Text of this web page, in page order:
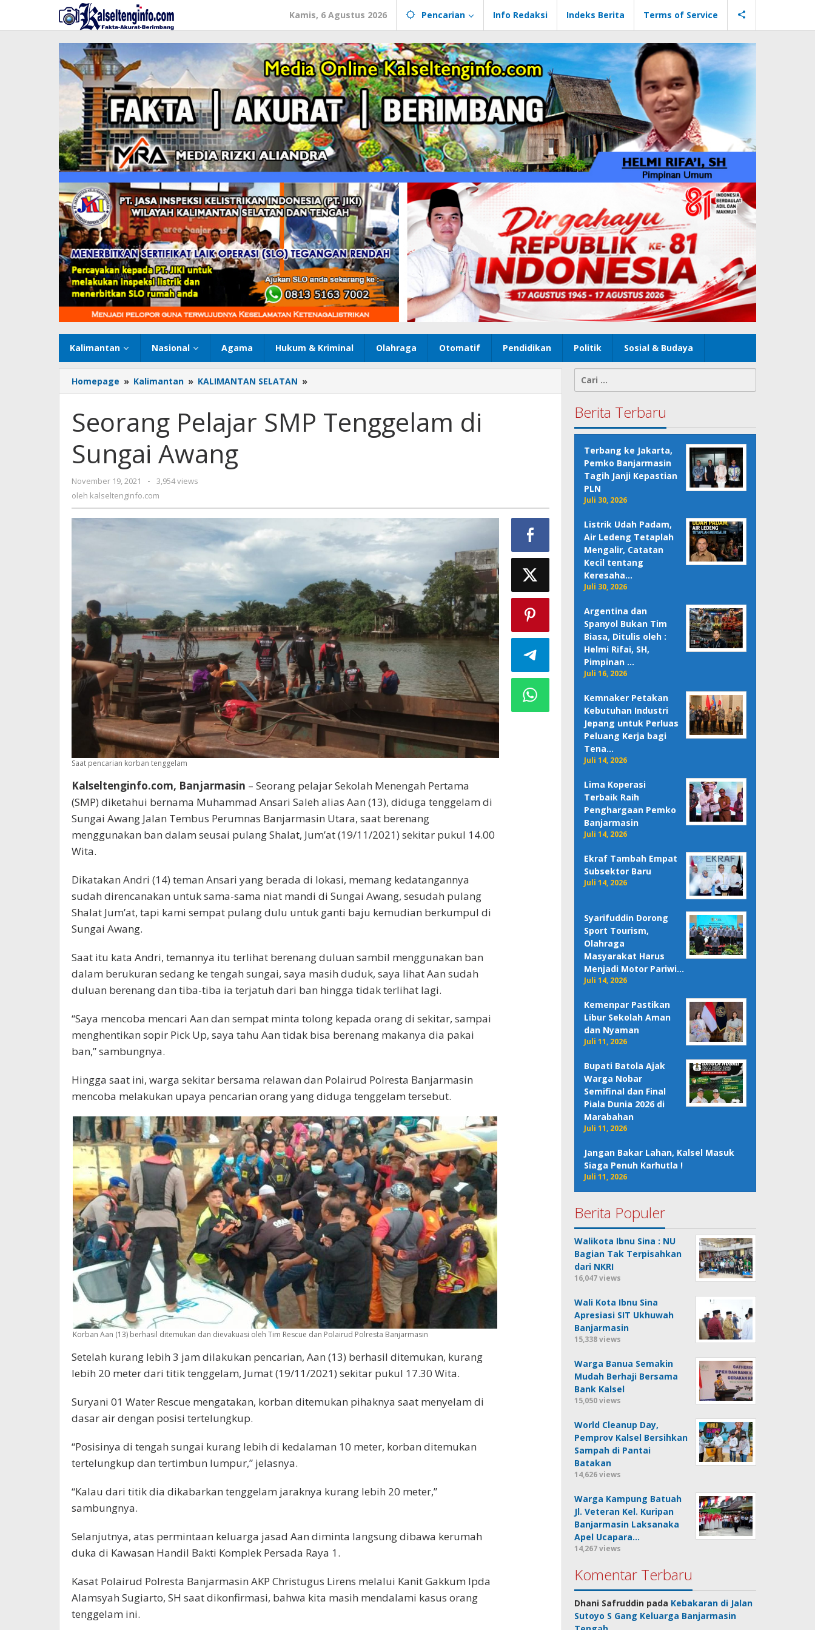
konten
Kamis, 6 Agustus 2026 Pencarian Info Redaksi Indeks Berita Terms of Service
Kalimantan Nasional Agama Hukum & Kriminal Olahraga Otomatif Pendidikan Politik Sosial & Budaya
Homepage » Kalimantan » KALIMANTAN SELATAN »
Pelajar
Tenggelam
Seorang Pelajar SMP Tenggelam di
Sungai Awang
November 19, 2021
oleh
kalseltenginfo.com
-
3,954 views
oleh kalseltenginfo.com
Saat pencarian korban tenggelam
Kalseltenginfo.com, Banjarmasin – Seorang pelajar Sekolah Menengah Pertama
(SMP) diketahui bernama Muhammad Ansari Saleh alias Aan (13), diduga tenggelam di
Sungai Awang Jalan Tembus Perumnas Banjarmasin Utara, saat berenang
menggunakan ban dalam seusai pulang Shalat, Jum’at (19/11/2021) sekitar pukul 14.00
Wita.
Dikatakan Andri (14) teman Ansari yang berada di lokasi, memang kedatangannya
sudah direncanakan untuk sama-sama niat mandi di Sungai Awang, sesudah pulang
Shalat Jum’at, tapi kami sempat pulang dulu untuk ganti baju kemudian berkumpul di
Sungai Awang.
Saat itu kata Andri, temannya itu terlihat berenang duluan sambil menggunakan ban
dalam berukuran sedang ke tengah sungai, saya masih duduk, saya lihat Aan sudah
duluan berenang dan tiba-tiba ia terjatuh dari ban hingga tidak terlihat lagi.
“Saya mencoba mencari Aan dan sempat minta tolong kepada orang di sekitar, sampai
menghentikan sopir Pick Up, saya tahu Aan tidak bisa berenang makanya dia pakai
ban,” sambungnya.
Hingga saat ini, warga sekitar bersama relawan dan Polairud Polresta Banjarmasin
mencoba melakukan upaya pencarian orang yang diduga tenggelam tersebut.
Korban Aan (13) berhasil ditemukan dan dievakuasi oleh Tim Rescue dan Polairud Polresta Banjarmasin
Setelah kurang lebih 3 jam dilakukan pencarian, Aan (13) berhasil ditemukan, kurang
lebih 20 meter dari titik tenggelam, Jumat (19/11/2021) sekitar pukul 17.30 Wita.
Suryani 01 Water Rescue mengatakan, korban ditemukan pihaknya saat menyelam di
dasar air dengan posisi tertelungkup.
“Posisinya di tengah sungai kurang lebih di kedalaman 10 meter, korban ditemukan
tertelungkup dan tertimbun lumpur,” jelasnya.
“Kalau dari titik dia dikabarkan tenggelam jaraknya kurang lebih 20 meter,”
sambungnya.
Selanjutnya, atas permintaan keluarga jasad Aan diminta langsung dibawa kerumah
duka di Kawasan Handil Bakti Komplek Persada Raya 1.
Kasat Polairud Polresta Banjarmasin AKP Christugus Lirens melalui Kanit Gakkum Ipda
Alamsyah Sugiarto, SH saat dikonfirmasi, bahwa kita masih mendalami kasus orang
tenggelam ini.
untuk:
Berita Terbaru
Terbang ke Jakarta,
Pemko Banjarmasin
Tagih Janji Kepastian
PLN
Juli 30, 2026
Listrik Udah Padam,
Air Ledeng Tetaplah
Mengalir, Catatan
Kecil tentang
Keresaha…
Juli 30, 2026
Argentina dan
Spanyol Bukan Tim
Biasa, Ditulis oleh :
Helmi Rifai, SH,
Pimpinan …
Juli 16, 2026
Kemnaker Petakan
Kebutuhan Industri
Jepang untuk Perluas
Peluang Kerja bagi
Tena…
Juli 14, 2026
Lima Koperasi
Terbaik Raih
Penghargaan Pemko
Banjarmasin
Juli 14, 2026
Ekraf Tambah Empat
Subsektor Baru
Juli 14, 2026
Syarifuddin Dorong
Sport Tourism,
Olahraga
Masyarakat Harus
Menjadi Motor Pariwi…
Juli 14, 2026
Kemenpar Pastikan
Libur Sekolah Aman
dan Nyaman
Juli 11, 2026
Bupati Batola Ajak
Warga Nobar
Semifinal dan Final
Piala Dunia 2026 di
Marabahan
Juli 11, 2026
Jangan Bakar Lahan, Kalsel Masuk
Siaga Penuh Karhutla !
Juli 11, 2026
Berita Populer
Walikota Ibnu Sina : NU
Bagian Tak Terpisahkan
dari NKRI
16,047 views
Wali Kota Ibnu Sina
Apresiasi SIT Ukhuwah
Banjarmasin
15,338 views
Warga Banua Semakin
Mudah Berhaji Bersama
Bank Kalsel
15,050 views
World Cleanup Day,
Pemprov Kalsel Bersihkan
Sampah di Pantai
Batakan
14,626 views
Warga Kampung Batuah
Jl. Veteran Kel. Kuripan
Banjarmasin Laksanaka
Apel Ucapara…
14,267 views
Komentar Terbaru
Dhani Safruddin pada Kebakaran di Jalan
Sutoyo S Gang Keluarga Banjarmasin